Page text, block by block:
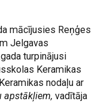
mācījusies Reņģes
Jelgavas
turpinājusi
Keramikas
nodaļu ar
apstākļiem,vadītāja